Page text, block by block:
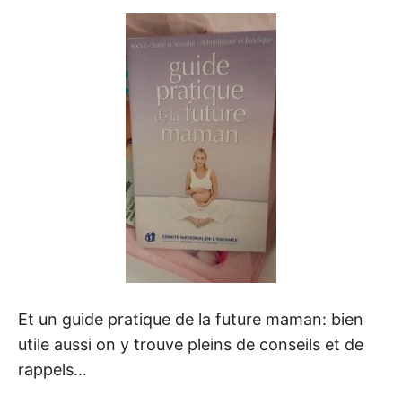
Et un guide pratique de la future maman: bien
utile aussi on y trouve pleins de conseils et de
rappels…